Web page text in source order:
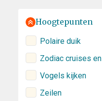
Hoogtepunten
Polaire duik
Zodiac cruises
Vogels kijken
Zeilen